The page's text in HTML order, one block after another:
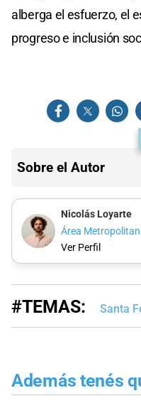
alberga el esfuerzo, el
progreso e inclusión
Sobre el Autor
Nicolás Loyarte
Área
Ver Perfil
#TEMAS: Santa
Además tenés